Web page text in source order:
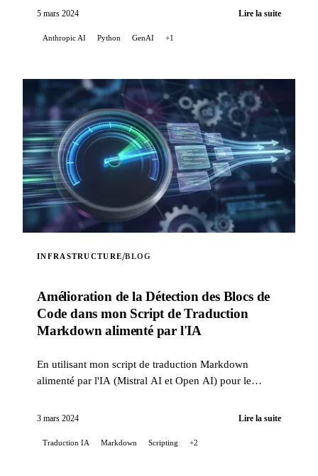
...
5 mars 2024 Lire la suite
Anthropic AI Python GenAI +1
INFRASTRUCTURE/BLOG
Amélioration de la Détection des Blocs de
Code dans mon Script de Traduction
Markdown alimenté par l'IA
En utilisant mon script de traduction Markdown
alimenté par l'IA (Mistral AI et Open AI) pour le
j'ai renco...
3 mars 2024 Lire la suite
Traduction IA Markdown Scripting +2